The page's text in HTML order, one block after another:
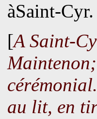
àSaint-Cyr.
[A Saint-
au lit, en